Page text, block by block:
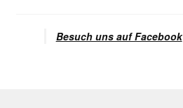
Besuch uns auf Facebook